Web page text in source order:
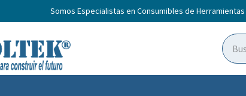
Somos Especialistas en Consumibles de